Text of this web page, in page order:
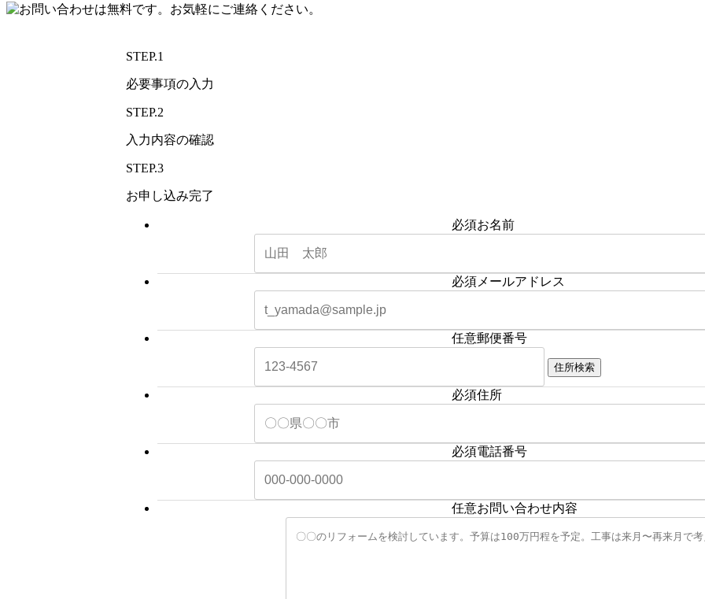
STEP.1
必要事項の入力
STEP.2
入力内容の確認
STEP.3
お申し込み完了
必須お名前
必須 メールアドレス
任意郵便番号
住所検索
必須住所
必須電話番号
任意お問い合わせ内容